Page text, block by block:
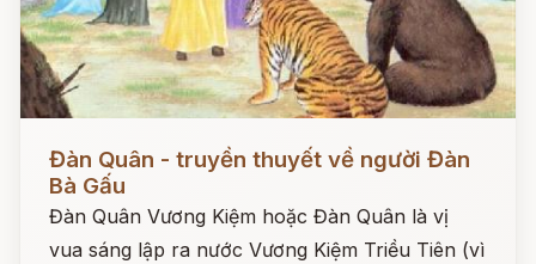
Đàn Quân - truyền thuyết về người Đàn
Bà Gấu
Đàn Quân Vương Kiệm hoặc Đàn Quân là vị
vua sáng lập ra nước Vương Kiệm Triều Tiên (vì